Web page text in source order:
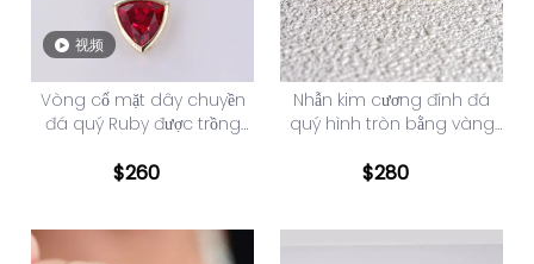
视频
Vòng cổ mặt dây chuyền
đá quý Ruby được trồng
cắt vàng 10K
$260
Nhẫn kim cương đính đá
quý hình tròn bằng vàng
$280